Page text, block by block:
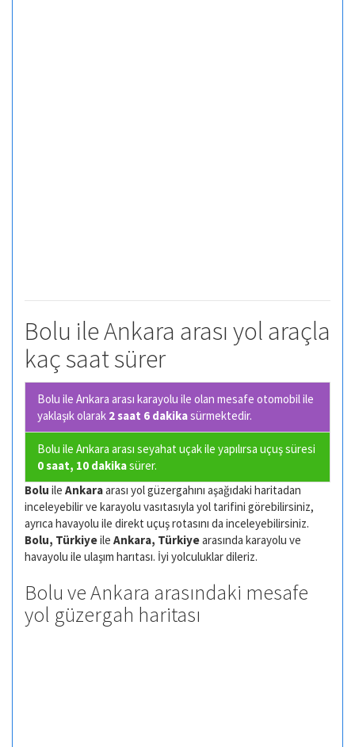
Bolu ile Ankara arası yol araçla
kaç saat sürer
Bolu ile Ankara arası karayolu ile olan mesafe otomobil ile
yaklaşık olarak 2 saat 6 dakikasürmektedir.
Bolu ile Ankara arası seyahat uçak ile yapılırsa uçuş süresi
0 saat, 10 dakikasürer.
Bolu ile Ankaraarası yol güzergahını aşağıdaki haritadan
inceleyebilir ve karayolu vasıtasıyla yol tarifini görebilirsiniz,
ayrıca havayolu ile direkt uçuş rotasını da inceleyebilirsiniz.
Bolu, Türkiyeile Ankara, Türkiyearasında karayolu ve
havayolu ile ulaşım harıtası. İyi yolculuklar dileriz.
Bolu ve Ankara arasındaki mesafe
yol güzergah haritası